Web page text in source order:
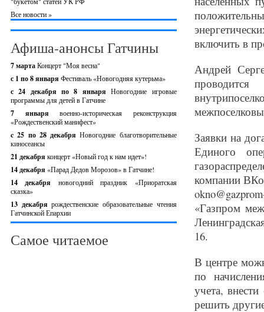
Все новости »
Афиша-анонсы Гатчины
7 мартаКонцерт "Моя весна"
с 1 по 8 января Фестиваль «Новогодняя кутерьма»
с 24 декабря по 8 январяНовогодние игровые
программы для детей в Гатчине
7 январявоенно-историческая реконструкция
«Рождественский манифест»
c 25 по 28 декабряНовогодние благотворительные
киносеансы
21 декабря концерт «Новый год к нам идет»!
14 декабря «Парад Дедов Морозов» в Гатчине!
14 декабря новогодний праздник «Приоратская
сказка»
13 декабрярождественские образовательные чтения
Гатчинской Епархии
Самое читаемое
включить в
Андрей
Заявки на
Единого
компании
«Газпром
16.
В центре
по
учета,
решить